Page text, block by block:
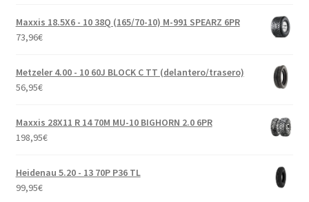
Maxxis 18.5X6 - 10 38Q (165/70-10) M-991 SPEARZ 6PR
73,96€
Metzeler 4.00 - 10 60J BLOCK C TT (delantero/trasero)
56,95€
Maxxis 28X11 R 14 70M MU-10 BIGHORN 2.0 6PR
198,95€
Heidenau 5.20 - 13 70P P36 TL
99,95€